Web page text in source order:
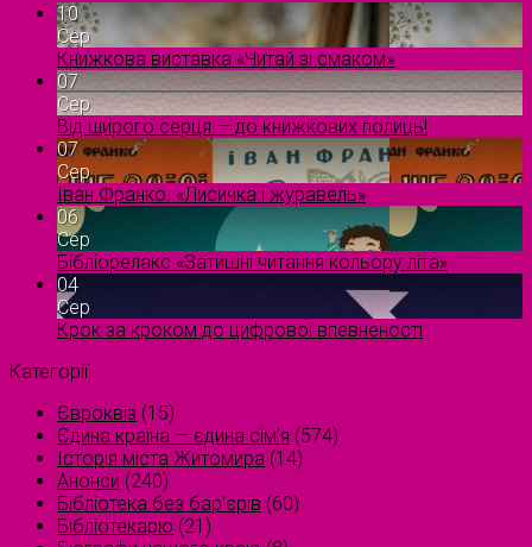
10
Сер
Книжкова виставка «Читай зі смаком»
07
Сер
Від щирого серця — до книжкових полиць!
07
Сер
Іван Франко. «Лисичка і журавель»
06
Сер
Бібліорелакс «Затишні читання кольору літа»
04
Сер
Крок за кроком до цифрової впевненості
Категорії
Євроквіз (15)
Єдина країна — єдина сім’я (574)
Історія міста Житомира (14)
Анонси (240)
Бібліотека без бар'єрів (60)
Бібліотекарю (21)